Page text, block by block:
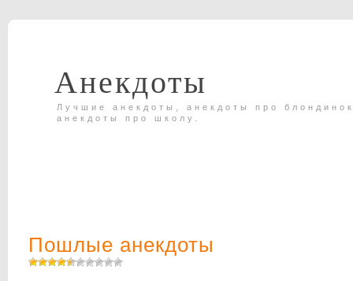
Анекдоты
Лучшие анекдоты, анекдоты про
анекдоты про школу.
Пошлые анекдоты